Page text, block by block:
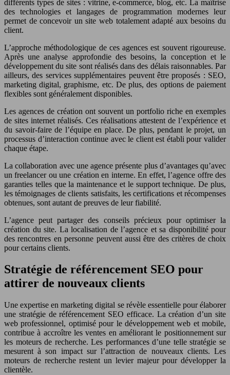
différents types de sites : vitrine, e-commerce, blog, etc. La maîtrise
des technologies et langages de programmation modernes leur
permet de concevoir un site web totalement adapté aux besoins du
client.
L’approche méthodologique de ces agences est souvent rigoureuse.
Après une analyse approfondie des besoins, la conception et le
développement du site sont réalisés dans des délais raisonnables. Par
ailleurs, des services supplémentaires peuvent être proposés : SEO,
marketing digital, graphisme, etc. De plus, des options de paiement
flexibles sont généralement disponibles.
Les agences de création ont souvent un portfolio riche en exemples
de sites internet réalisés. Ces réalisations attestent de l’expérience et
du savoir-faire de l’équipe en place. De plus, pendant le projet, un
processus d’interaction continue avec le client est établi pour valider
chaque étape.
La collaboration avec une agence présente plus d’avantages qu’avec
un freelancer ou une création en interne. En effet, l’agence offre des
garanties telles que la maintenance et le support technique. De plus,
les témoignages de clients satisfaits, les certifications et récompenses
obtenues, sont autant de preuves de leur fiabilité.
L’agence peut partager des conseils précieux pour optimiser la
création du site. La localisation de l’agence et sa disponibilité pour
des rencontres en personne peuvent aussi être des critères de choix
pour certains clients.
Stratégie de référencement SEO pour
attirer de nouveaux clients
Une expertise en marketing digital se révèle essentielle pour élaborer
une stratégie de référencement SEO efficace. La création d’un site
web professionnel, optimisé pour le développement web et mobile,
contribue à accroître les ventes en améliorant le positionnement sur
les moteurs de recherche. Les performances d’une telle stratégie se
mesurent à son impact sur l’attraction de nouveaux clients. Les
moteurs de recherche restent un levier majeur pour développer la
clientèle.